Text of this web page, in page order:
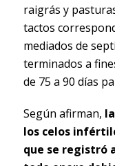
raigrás y
tactos
mediados de
terminados a
de 75 a 90 días
Según afirman,
los celos
que se registró